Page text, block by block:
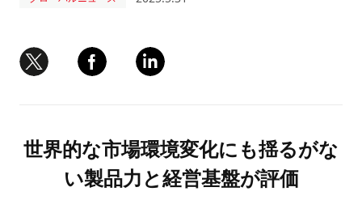
世界的な市場環境変化にも揺るがな
い製品力と経営基盤が評価